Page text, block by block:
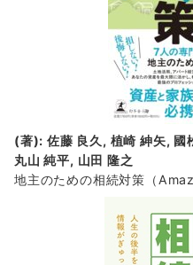
(著): 佐藤 良久, 植崎 紳矢, 國
丸山 純平, 山田 隆之
地主のための相続対策 （